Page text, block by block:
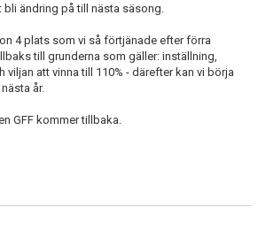
bli ändring på till nästa säsong.
4 plats som vi så förtjänade efter förra
till grunderna som gäller: inställning,
att vinna till 110% - därefter kan vi börja
år.
GFF kommer tillbaka.